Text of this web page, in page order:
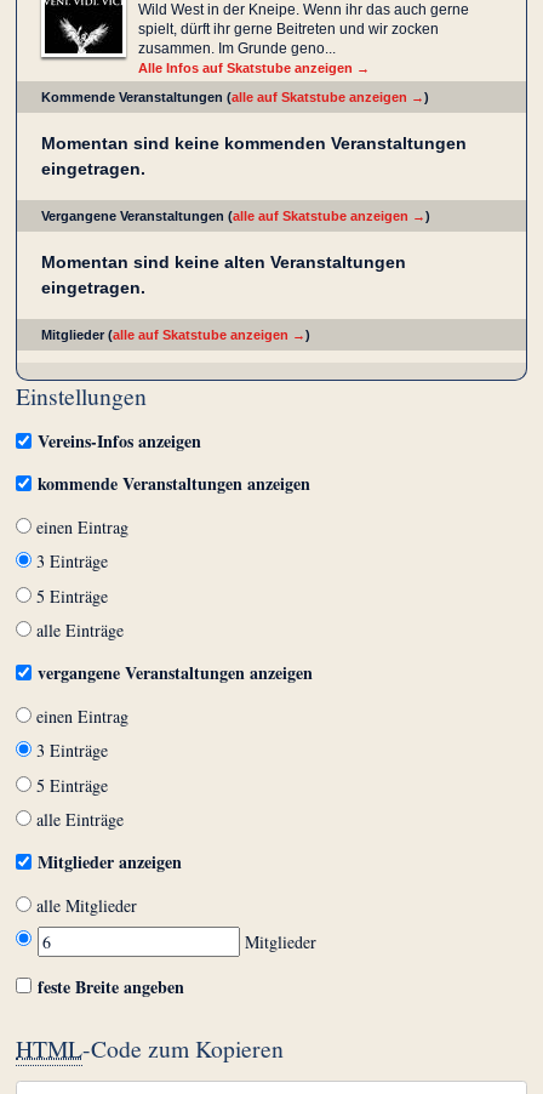
Wild West in der Kneipe. Wenn ihr das auch gerne
spielt, dürft ihr gerne Beitreten und wir zocken
zusammen. Im Grunde geno...
Alle Infos auf Skatstube anzeigen →
Kommende Veranstaltungen (alle auf Skatstube anzeigen →)
Momentan sind keine kommenden Veranstaltungen
eingetragen.
Vergangene Veranstaltungen (alle auf Skatstube anzeigen →)
Momentan sind keine alten Veranstaltungen
eingetragen.
Mitglieder (alle auf Skatstube anzeigen →)
Einstellungen
Vereins-Infos anzeigen
kommende Veranstaltungen anzeigen
einen Eintrag
3 Einträge
5 Einträge
alle Einträge
vergangene Veranstaltungen anzeigen
einen Eintrag
3 Einträge
5 Einträge
alle Einträge
Mitglieder anzeigen
alle Mitglieder
Mitglieder
feste Breite angeben
HTML-Code zum Kopieren